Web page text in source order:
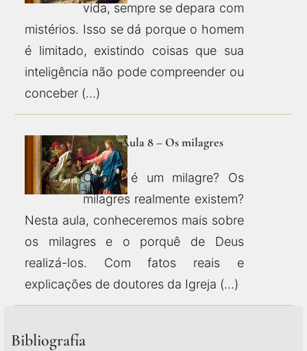
vida, sempre se depara com
mistérios. Isso se dá porque o homem
é limitado, existindo coisas que sua
inteligência não pode compreender ou
conceber (…)
Aula 8 – Os milagres
O que é um milagre? Os
milagres realmente existem?
Nesta aula, conheceremos mais sobre
os milagres e o porquê de Deus
realizá-los. Com fatos reais e
explicações de doutores da Igreja (…)
Bibliografía